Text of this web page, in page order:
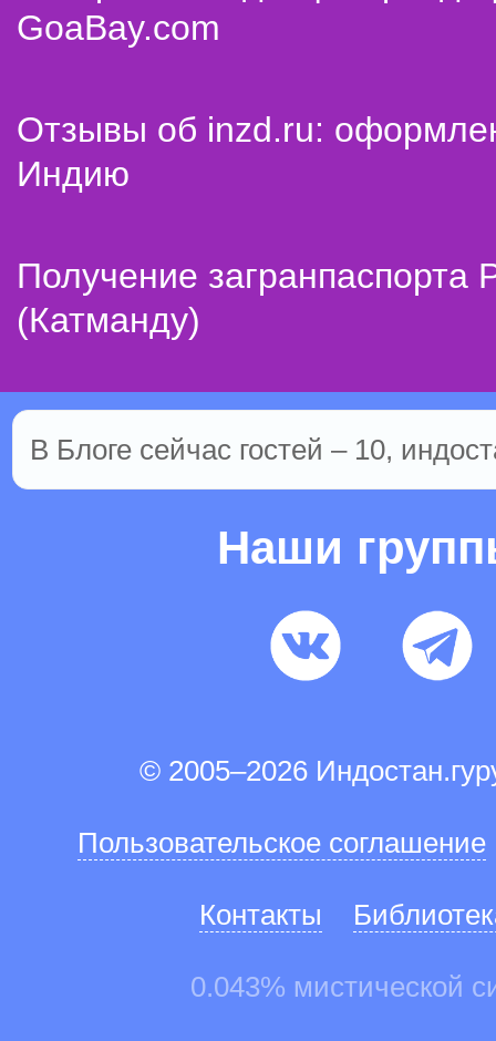
GoaBay.com
Отзывы об inzd.ru:
Индию
Получение
(Катманду)
В Блоге сейчас гостей – 10,
Наши
© 2005–2026
Пользовательское соглашение
Контакты
0.043% мистической